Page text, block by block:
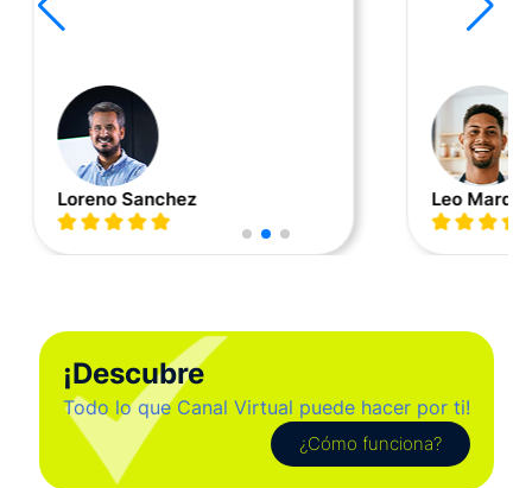
Loreno Sanchez Leo
¡Descubre
Todo lo que Canal Virtual puede hacer por ti!
¿Cómo funciona?